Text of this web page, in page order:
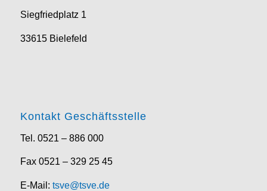
Siegfriedplatz 1
33615 Bielefeld
Kontakt Geschäftsstelle
Tel. 0521 – 886 000
Fax 0521 – 329 25 45
E-Mail: tsve@tsve.de